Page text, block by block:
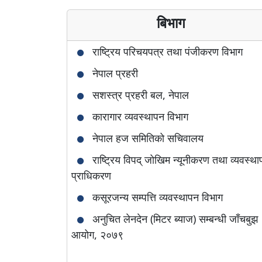
बिभाग
राष्ट्रिय परिचयपत्र तथा पंजीकरण विभाग
नेपाल प्रहरी
सशस्त्र प्रहरी बल, नेपाल
कारागार व्यवस्थापन विभाग
नेपाल हज समितिको सचिवालय
राष्ट्रिय विपद् जोखिम न्यूनीकरण तथा
प्राधिकरण
कसूरजन्य सम्पत्ति व्यवस्थापन विभाग
अनुचित लेनदेन (मिटर ब्याज) सम्बन्धी जाँचबुझ
आयोग, २०७९